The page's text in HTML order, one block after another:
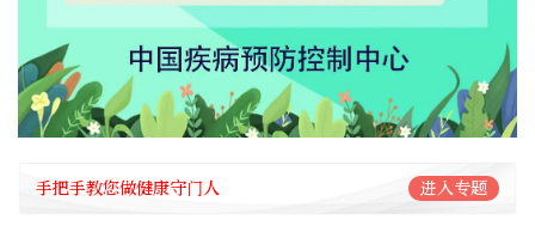
手把手教您做健康守门人 进入专题